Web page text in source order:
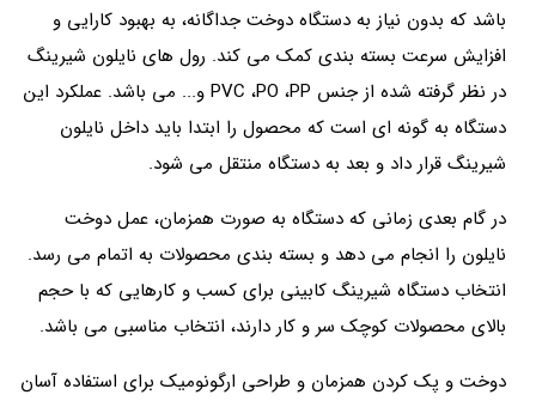
باشد که بدون نیاز به دستگاه دوخت جداگانه، به بهبود کارایی و
افزایش سرعت بسته‌ بندی کمک می‌ کند. رول‌ های نایلون شیرینگ
در نظر گرفته شده از جنس PVC ،PO ،PP و... می باشد. عملکرد این
دستگاه به گونه‌ ای است که محصول را ابتدا باید داخل نایلون
شیرینگ قرار داد و بعد به دستگاه منتقل می شود.
در گام بعدی زمانی که دستگاه به صورت همزمان، عمل دوخت
نایلون را انجام می دهد و بسته بندی محصولات به اتمام می رسد.
انتخاب دستگاه شیرینگ کابینی برای کسب‌ و کارهایی که با حجم
بالای محصولات کوچک سر و کار دارند، انتخاب مناسبی می باشد.
دوخت و پک کردن همزمان و طراحی ارگونومیک برای استفاده آسان